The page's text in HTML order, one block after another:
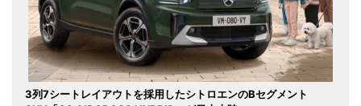
3列7シートレイアウトを採用したシトロエンのBセグメント